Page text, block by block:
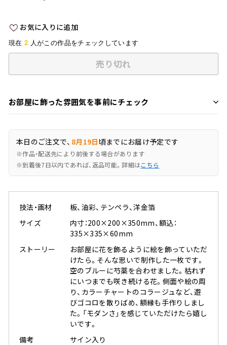
格 お気に入りに追加
現在 2 人がこの作品をチェックしています
売り切れ
お部屋に飾った雰囲気を事前にチェック
本日のご注文で、 8月19日 頃までにお届け予定です
※作品・配送先により前後する場合があります
※到着後7日以内であれば、返品可能。詳細はこちら
技法・画材
板、油彩、テンペラ、洋金箔
サイズ
内寸：200×200×350mm、額込：
335×335×60mm
ストーリー
お部屋に花を飾るように絵を飾っていただ
けたら。そんな思いで制作した一枚です。
空のブルーに芍薬を合わせました。枯れず
にいつまでも咲き続ける花。側面や絵の周
り、カラーチャートのコラージュなど、遊
びゴコロを散りばめ、額縁も手作りしまし
た。「モダンさ」を感じていただけたら嬉し
いです。
備考
サイン入り